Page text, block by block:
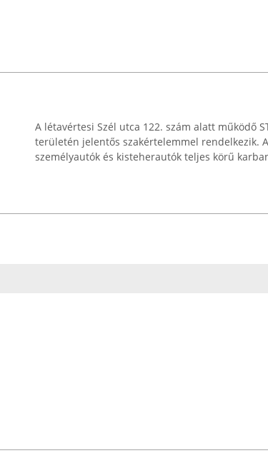
A létavértesi Szél utca 122. szám alatt működő
területén jelentős szakértelemmel rendelkezik.
személyautók és kisteherautók teljes körű